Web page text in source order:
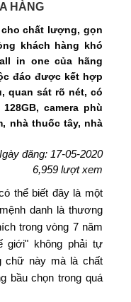
HÀNG
cho chất lượng, gọn
khách hàng khó
in one của hãng
đáo được kết hợp
quan sát rõ nét, có
camera phù
nhà thuốc tây, nhà
đăng: 17-05-2020
6,959 lượt xem
thể biết đây là một
danh là thương
trong vòng 7 năm
giới" không phải tự
chữ này mà là chất
bầu chọn trong quá